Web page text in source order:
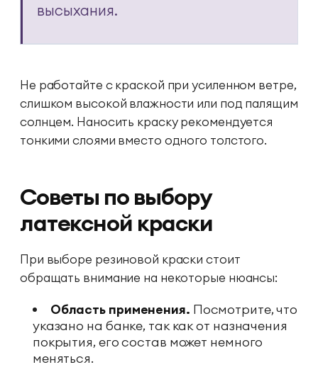
высыхания.
Не работайте с краской при усиленном ветре,
слишком высокой влажности или под палящим
солнцем. Наносить краску рекомендуется
тонкими слоями вместо одного толстого.
Советы по выбору
латексной краски
При выборе резиновой краски стоит
обращать внимание на некоторые нюансы:
Область применения. Посмотрите, что
указано на банке, так как от назначения
покрытия, его состав может немного
меняться.